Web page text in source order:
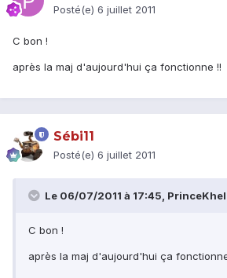
Posté(e) 6 juillet 2011
C bon !
après la maj d'aujourd'hui ça fonctionne !!
Sébi11
Posté(e) 6 juillet 2011
Le 06/07/2011 à 17:45,
C bon !
après la maj d'aujourd'hui ça